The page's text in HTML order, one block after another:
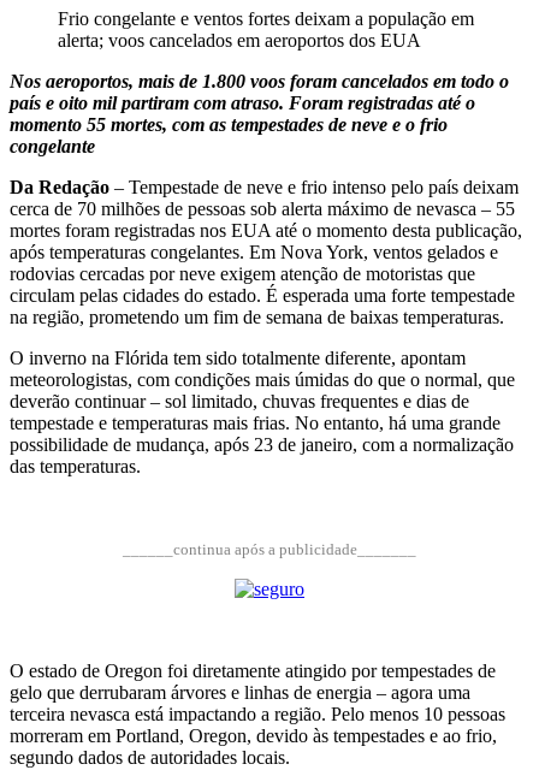
Frio congelante e ventos fortes deixam a população em
alerta; voos cancelados em aeroportos dos EUA
Nos aeroportos, mais de 1.800 voos foram cancelados em todo o
país e oito mil partiram com atraso. Foram registradas até o
momento 55 mortes, com as tempestades de neve e o frio
congelante
Da Redação – Tempestade de neve e frio intenso pelo país deixam
cerca de 70 milhões de pessoas sob alerta máximo de nevasca – 55
mortes foram registradas nos EUA até o momento desta publicação,
após temperaturas congelantes. Em Nova York, ventos gelados e
rodovias cercadas por neve exigem atenção de motoristas que
circulam pelas cidades do estado. É esperada uma forte tempestade
na região, prometendo um fim de semana de baixas temperaturas.
O inverno na Flórida tem sido totalmente diferente, apontam
meteorologistas, com condições mais úmidas do que o normal, que
deverão continuar – sol limitado, chuvas frequentes e dias de
tempestade e temperaturas mais frias. No entanto, há uma grande
possibilidade de mudança, após 23 de janeiro, com a normalização
das temperaturas.
______continua após a publicidade_______
O estado de Oregon foi diretamente atingido por tempestades de
gelo que derrubaram árvores e linhas de energia – agora uma
terceira nevasca está impactando a região. Pelo menos 10 pessoas
morreram em Portland, Oregon, devido às tempestades e ao frio,
segundo dados de autoridades locais.